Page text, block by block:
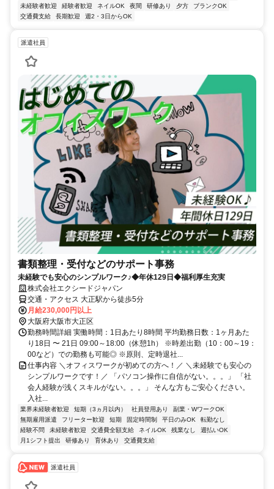
未経験者歓迎
経験者歓迎 ネイルOK 夜間 研修あり 夕方
ブランクOK
交通費支給
長期歓迎 週2・3日からOK
派遣社員
書類整理・受付などのサポート事務
未経験でも安心のシンプルワーク♪◆年休129日◆福利厚生充実
株式会社エクシードジャパン
交通・アクセス 大正駅から徒歩5分
月給230,000円以上
大阪府大阪市大正区
勤務時間詳細 実働時間：1日あたり8時間 平均勤務日数：1ヶ月あた
り18日 〜 21日 09:00～18:00（休憩1h） ※時差出勤（10：00～19：
00など）での勤務も可能◎ ※原則、定時退社...
仕事内容 ＼オフィスワークが初めての方へ！／ ＼未経験でも安心の
シンプルワークです！／ 「パソコン操作に自信がない。。。」 「社
会人経験が浅くスキルがない。。。」 そんな方もご安心ください。
入社...
業界未経験者歓迎 短期（3ヵ月以内） 社員登用あり
副業・WワークOK
無期雇用派遣
フリーター歓迎 短期 固定時間制 平日のみOK
転勤なし
経験不問
未経験者歓迎 交通費全額支給 ネイルOK 残業なし
週払いOK
月1シフト提出
研修あり 育休あり 交通費支給
派遣社員